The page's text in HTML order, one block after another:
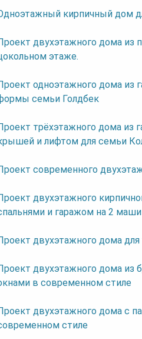
кирпичный дом
двухэтажного дома из
этаже.
одноэтажного дома из
семьи Голдбек
трёхэтажного дома из
и лифтом для семьи
современного
двухэтажного
и гаражом на 2
двухэтажного дома для
двухэтажного дома из
в современном стиле
двухэтажного дома с
стиле